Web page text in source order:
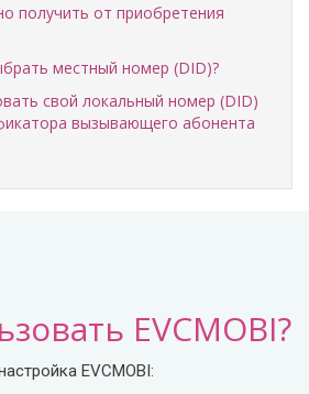
получить от приобретения
местный номер (DID)?
свой локальный номер (DID)
вызывающего абонента
EVCMOBI?
EVCMOBI: